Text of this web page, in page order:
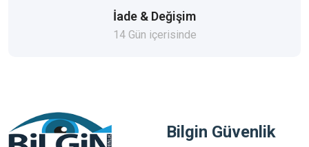
İade & Değişim
14 Gün içerisinde
Bilgin Güvenlik